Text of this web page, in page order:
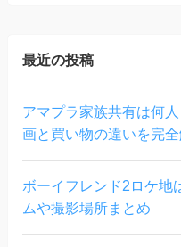
最近の投稿
アマプラ家族共有は何
画と買い物の違いを完全
ボーイフレンド2ロケ地
ムや撮影場所まとめ